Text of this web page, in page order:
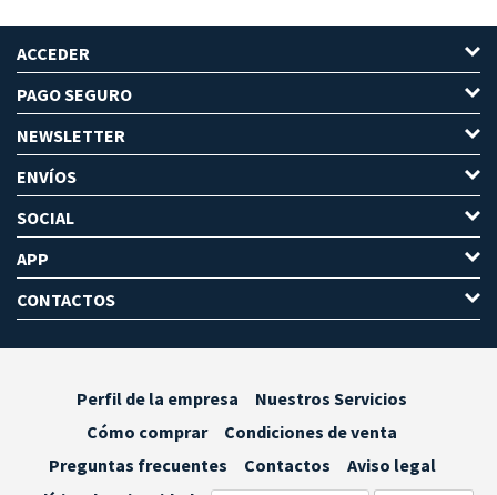
ACCEDER
PAGO SEGURO
NEWSLETTER
ENVÍOS
SOCIAL
APP
CONTACTOS
Perfil de la empresa
Nuestros Servicios
Cómo comprar
Condiciones de venta
Preguntas frecuentes
Contactos
Aviso legal